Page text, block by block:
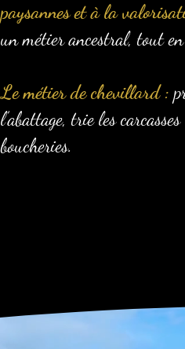
paysannes et à la
un métier ancestral, tout
Le métier de chevillard :
l’abattage, trie les
boucheries.